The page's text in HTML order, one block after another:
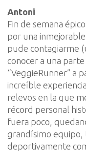
Antoni
Fin de semana
por una
pude contagiarme
conocer a una
“VeggieRunner” a
increíble
relevos en la que
récord personal
fuera poco,
grandísimo equipo,
deportivamente